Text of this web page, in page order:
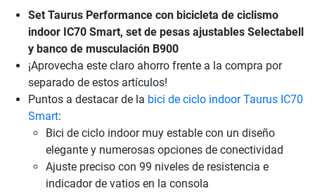
Set Taurus Performance con bicicleta de ciclismo
indoor IC70 Smart, set de pesas ajustables Selectabell
y banco de musculación B900
¡Aprovecha este claro ahorro frente a la compra por
separado de estos artículos!
Puntos a destacar de la bici de ciclo indoor Taurus IC70
Smart:
Bici de ciclo indoor muy estable con un diseño
elegante y numerosas opciones de conectividad
Ajuste preciso con 99 niveles de resistencia e
indicador de vatios en la consola